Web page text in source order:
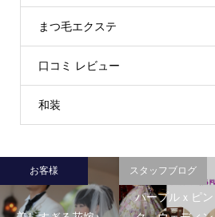
まつ毛エクステ
口コミ レビュー
和装
お客様
パープルｘピン
スタッフブログ